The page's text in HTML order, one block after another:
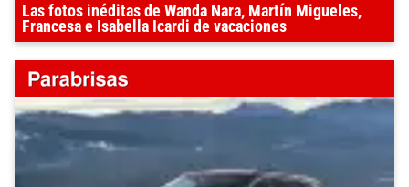
Las fotos inéditas de Wanda Nara, Martín Migueles,
Francesa e Isabella Icardi de vacaciones